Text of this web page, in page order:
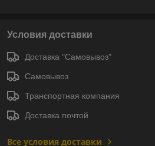
Условия доставки
Доставка "Самовывоз"
Самовывоз
Транспортная компания
Доставка почтой
Все условия доставки